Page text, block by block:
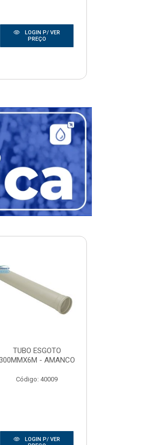
LOGIN P/ VER
PREÇO
TUBO ESGOTO
- AMANCO
Código: 40009
LOGIN P/ VER